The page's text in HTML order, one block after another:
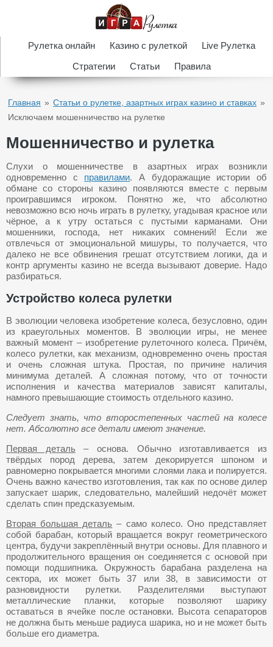
Рулетка онлайн Казино с рулеткой
Live Рулетка
Стратегии
Статьи Правила
Главная » Статьи о рулетке, азартных играх казино и ставках »
Исключаем мошенничество на рулетке
Мошенничество и рулетка
Слухи о мошенничестве в азартных играх возникли
одновременно с правилами. А будоражащие истории об
обмане со стороны казино появляются вместе с первым
проигравшимся игроком. Понятно же, что абсолютно
невозможно всю ночь играть в рулетку, угадывая красное или
чёрное, а к утру остаться с пустыми карманами. Они
мошенники, господа, нет никаких сомнений! Если же
отвлечься от эмоциональной мишуры, то получается, что
далеко не все обвинения грешат отсутствием логики, да и
контр аргументы казино не всегда вызывают доверие. Надо
разбираться.
Устройство колеса рулетки
В эволюции человека изобретение колеса, безусловно, один
из краеугольных моментов. В эволюции игры, не менее
важный момент – изобретение рулеточного колеса. Причём,
колесо рулетки, как механизм, одновременно очень простая
и очень сложная штука. Простая, по причине наличия
минимума деталей. А сложная потому, что от точности
исполнения и качества материалов зависят капиталы,
намного превышающие стоимость отдельного казино.
Следует знать, что второстепенных частей на колесе
нет. Абсолютно все детали имеют значение.
Первая деталь– основа. Обычно изготавливается из
твёрдых пород дерева, затем декорируется шпоном и
равномерно покрывается многими слоями лака и полируется.
Очень важно качество изготовления, так как по основе дилер
запускает шарик, следовательно, малейший недочёт может
сделать спин предсказуемым.
Вторая большая деталь – само колесо. Оно представляет
собой барабан, который вращается вокруг геометрического
центра, будучи закреплённый внутри основы. Для плавного и
продолжительного вращения он соединяется с основой при
помощи подшипника. Окружность барабана разделена на
сектора, их может быть 37 или 38, в зависимости от
разновидности рулетки. Разделителями выступают
металлические планки, которые позволяют шарику
оставаться в ячейке после остановки. Высота сепараторов
не должна быть меньше радиуса шарика, но и не может быть
больше его диаметра.